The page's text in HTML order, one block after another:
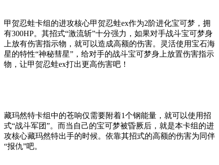
甲贺忍蛙卡组的进攻核心甲贺忍蛙ex作为2阶进化宝可梦，拥
有300HP。其招式“激流斩”十分强力，如果对手战斗宝可梦身
上放有伤害指示物，就可以造成高额的伤害。灵活使用宝石海
星的特性“神秘彗星”，给对手的战斗宝可梦身上放置伤害指示
物，让甲贺忍蛙ex打出更高伤害吧！
藏玛然特卡组中的苍响仅需要附着1个钢能量，就可以使用招
式“战斗军团”。而当自己的宝可梦被昏厥后，就是本卡组的进
攻核心藏玛然特出手的时候。依靠其招式的高额的伤害为同伴
“报仇”吧。